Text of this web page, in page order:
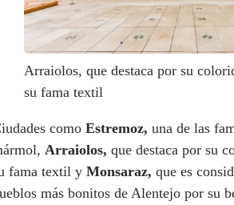
Arraiolos, que destaca por su
su fama textil
como Estremoz, una de las
Arraiolos, que destaca por su
fama textil y Monsaraz, que es
más bonitos de Alentejo por su